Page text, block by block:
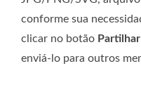
conforme sua
clicar no botão Partilhar
enviá-lo para outros